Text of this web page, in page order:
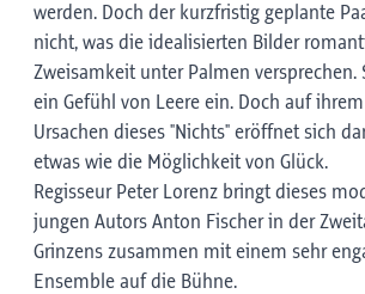
werden. Doch der kurzfristig geplante
nicht, was die idealisierten Bilder
Zweisamkeit unter Palmen versprechen.
ein Gefühl von Leere ein. Doch auf
Ursachen dieses "Nichts" eröffnet sich
etwas wie die Möglichkeit von Glück.
Regisseur Peter Lorenz bringt dieses
jungen Autors Anton Fischer in der
Grinzens zusammen mit einem sehr
Ensemble auf die Bühne.